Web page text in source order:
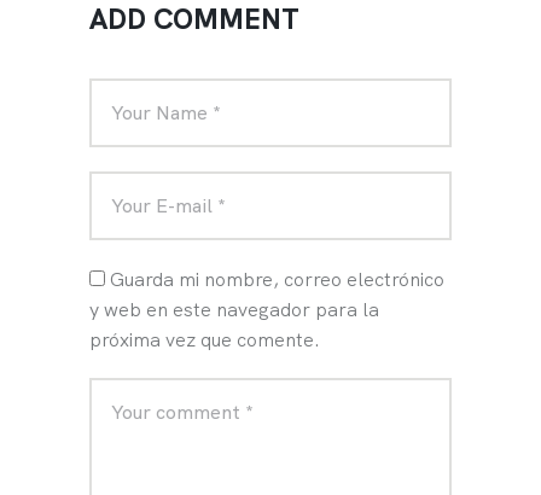
ADD COMMENT
Guarda mi nombre, correo electrónico
y web en este navegador para la
próxima vez que comente.